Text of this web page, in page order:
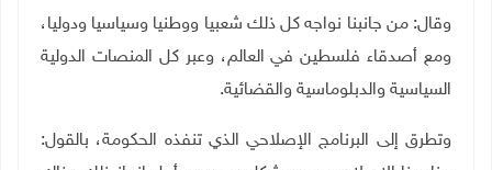
وقال: من جانبنا نواجه كل ذلك شعبيا ووطنيا وسياسيا ودوليا،
ومع أصدقاء فلسطين في العالم، وعبر كل المنصات الدولية
السياسية والدبلوماسية والقضائية.
وتطرق إلى البرنامج الإصلاحي الذي تنفذه الحكومة، بالقول: